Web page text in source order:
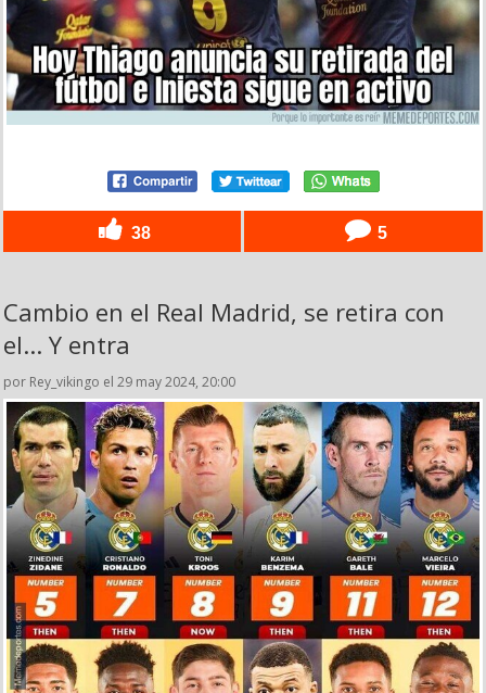
38 5
Cambio en el Real Madrid, se retira con
el... Y entra
por Rey_vikingo el 29 may 2024, 20:00